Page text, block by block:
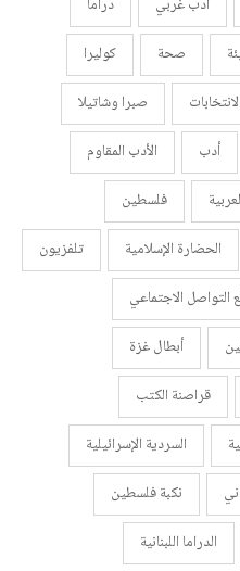
أدب غربي
دراما
صحة
كوليرا
الانتخابات
صبرا وشاتيلا
أدب
الأدب المقاوم
فلسطين
الحضارة الإسلامية
تلفزيون
الاجتماعي
أبطال غزة
قراصنة الكتب
السردية الإسرائيلية
نكبة فلسطين
الدراما اللبنانية